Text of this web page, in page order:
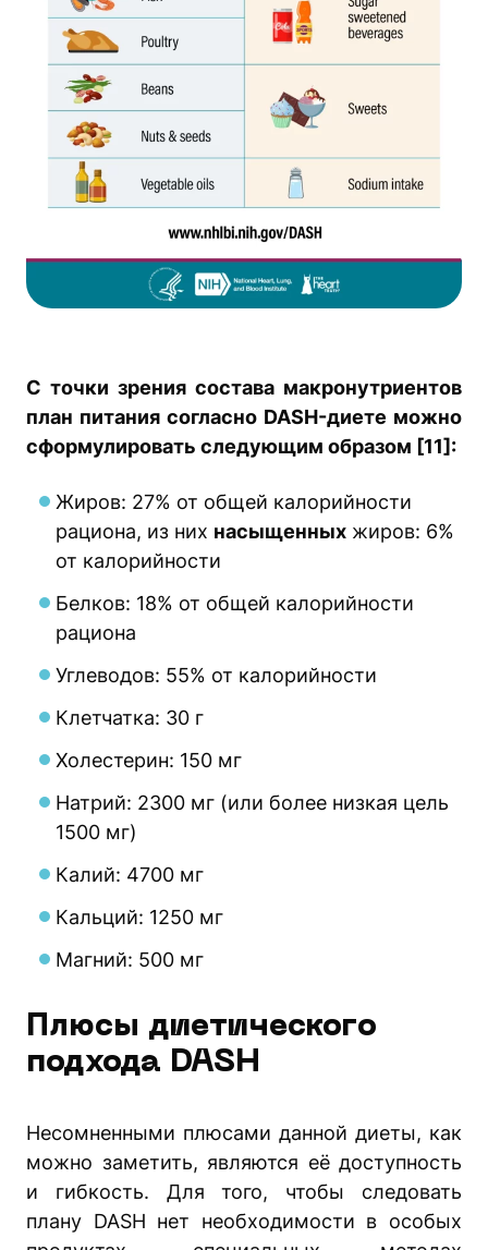
С точки зрения состава макронутриентов
план питания согласно DASH-диете можно
сформулировать следующим образом [11]:
Жиров: 27% от общей калорийности
рациона, из них насыщенных жиров: 6%
от калорийности
Белков: 18% от общей калорийности
рациона
Углеводов: 55% от калорийности
Клетчатка: 30 г
Холестерин: 150 мг
Натрий: 2300 мг (или более низкая цель
1500 мг)
Калий: 4700 мг
Кальций: 1250 мг
Магний: 500 мг
Плюсы диетического
подхода DASH
Несомненными плюсами данной диеты, как
можно заметить, являются её доступность
и гибкость. Для того, чтобы следовать
плану DASH нет необходимости в особых